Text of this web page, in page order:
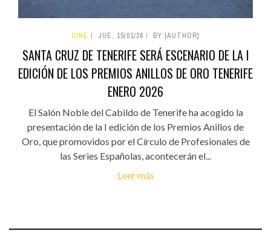
CINE JUE, 15/01/26 BY [AUTHOR]
SANTA CRUZ DE TENERIFE SERÁ ESCENARIO DE LA I
EDICIÓN DE LOS PREMIOS ANILLOS DE ORO TENERIFE
ENERO 2026
El Salón Noble del Cabildo de Tenerife ha acogido la
presentación de la I edición de los Premios Anillos de
Oro, que promovidos por el Círculo de Profesionales de
las Series Españolas, acontecerán el...
Leer más